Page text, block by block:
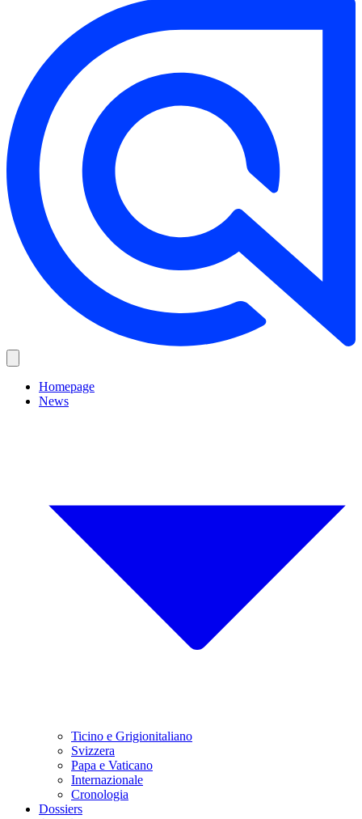
Homepage
News
Ticino e Grigionitaliano
Svizzera
Papa e Vaticano
Internazionale
Cronologia
Dossiers